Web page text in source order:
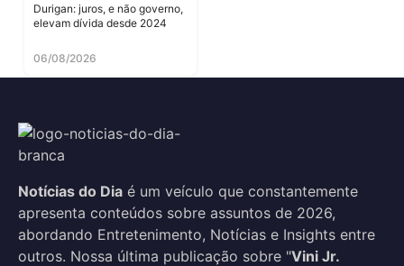
Durigan: juros, e não governo,
elevam dívida desde 2024
06/08/2026
Notícias do Dia é um veículo que constantemente
apresenta conteúdos sobre assuntos de 2026,
abordando Entretenimento, Notícias e Insights entre
outros. Nossa última publicação sobre "Vini Jr.